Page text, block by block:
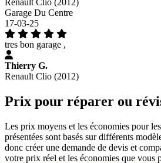
Renault Clio (2012)
Garage Du Centre
17-03-25
tres bon garage ,
Thierry G.
Renault Clio (2012)
Prix pour réparer ou
Les prix moyens et les économies pour
présentées sont basés sur différents
donc créer une demande de devis et
votre prix réel et les économies que vous